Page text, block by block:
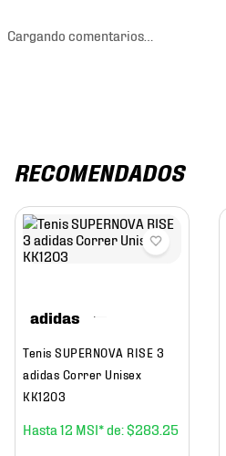
Cargando comentarios…
RECOMENDADOS
adidas
Tenis SUPERNOVA RISE 3
adidas Correr Unisex
KK1203
12 $283 25